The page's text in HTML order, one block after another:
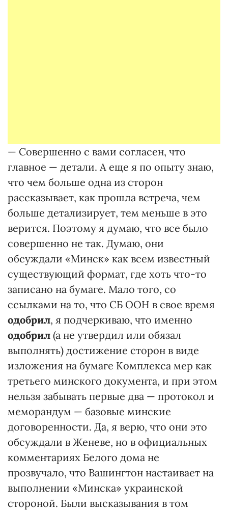
— Совершенно с вами согласен, что
главное — детали. А еще я по опыту знаю,
что чем больше одна из сторон
рассказывает, как прошла встреча, чем
больше детализирует, тем меньше в это
верится. Поэтому я думаю, что все было
совершенно не так. Думаю, они
обсуждали «Минск» как всем известный
существующий формат, где хоть что-то
записано на бумаге. Мало того, со
ссылками на то, что СБ ООН в свое время
одобрил, я подчеркиваю, что именно
одобрил (а не утвердил или обязал
выполнять) достижение сторон в виде
изложения на бумаге Комплекса мер как
третьего минского документа, и при этом
нельзя забывать первые два — протокол и
меморандум — базовые минские
договоренности. Да, я верю, что они это
обсуждали в Женеве, но в официальных
комментариях Белого дома не
прозвучало, что Вашингтон настаивает на
выполнении «Минска» украинской
стороной. Были высказывания в том